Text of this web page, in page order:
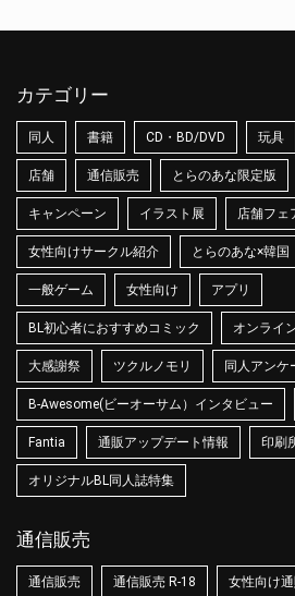
カテゴリー
同人 書籍 CD・BD/DVD 玩具
店舗 通信販売 とらのあな限定版
キャンペーン イラスト展 店舗フェ
女性向けサークル紹介 とらのあな×韓国
一般ゲーム 女性向け アプリ
BL初心者におすすめコミック オンライ
大感謝祭 ツクルノモリ 同人アンケ
B-Awesome(ビーオーサム）インタビュー
Fantia 通販アップデート情報 印刷
オリジナルBL同人誌特集
通信販売
通信販売 通信販売 R-18 女性向け通